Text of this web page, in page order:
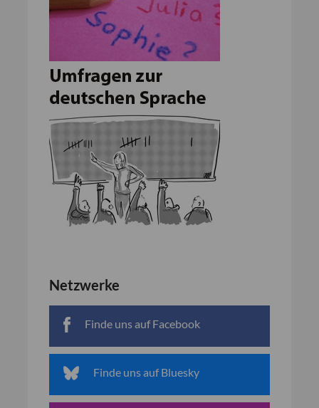
Netzwerke
Finde uns auf Facebook
Finde uns auf Bluesky